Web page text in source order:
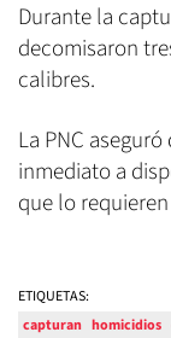
Durante la
decomisaron
calibres.
La PNC
inmediato a
que lo
ETIQUETAS:
capturan homicidios